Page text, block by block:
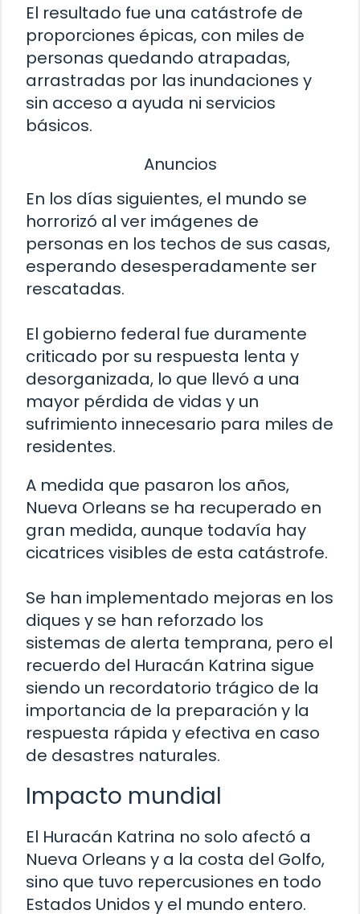
El resultado fue una catástrofe de
proporciones épicas, con miles de
personas quedando atrapadas,
arrastradas por las inundaciones y
sin acceso a ayuda ni servicios
básicos.
Anuncios
En los días siguientes, el mundo se
horrorizó al ver imágenes de
personas en los techos de sus casas,
esperando desesperadamente ser
rescatadas.
El gobierno federal fue duramente
criticado por su respuesta lenta y
desorganizada, lo que llevó a una
mayor pérdida de vidas y un
sufrimiento innecesario para miles de
residentes.
A medida que pasaron los años,
Nueva Orleans se ha recuperado en
gran medida, aunque todavía hay
cicatrices visibles de esta catástrofe.
Se han implementado mejoras en los
diques y se han reforzado los
sistemas de alerta temprana, pero el
recuerdo del Huracán Katrina sigue
siendo un recordatorio trágico de la
importancia de la preparación y la
respuesta rápida y efectiva en caso
de desastres naturales.
Impacto mundial
El Huracán Katrina no solo afectó a
Nueva Orleans y a la costa del Golfo,
sino que tuvo repercusiones en todo
Estados Unidos y el mundo entero.